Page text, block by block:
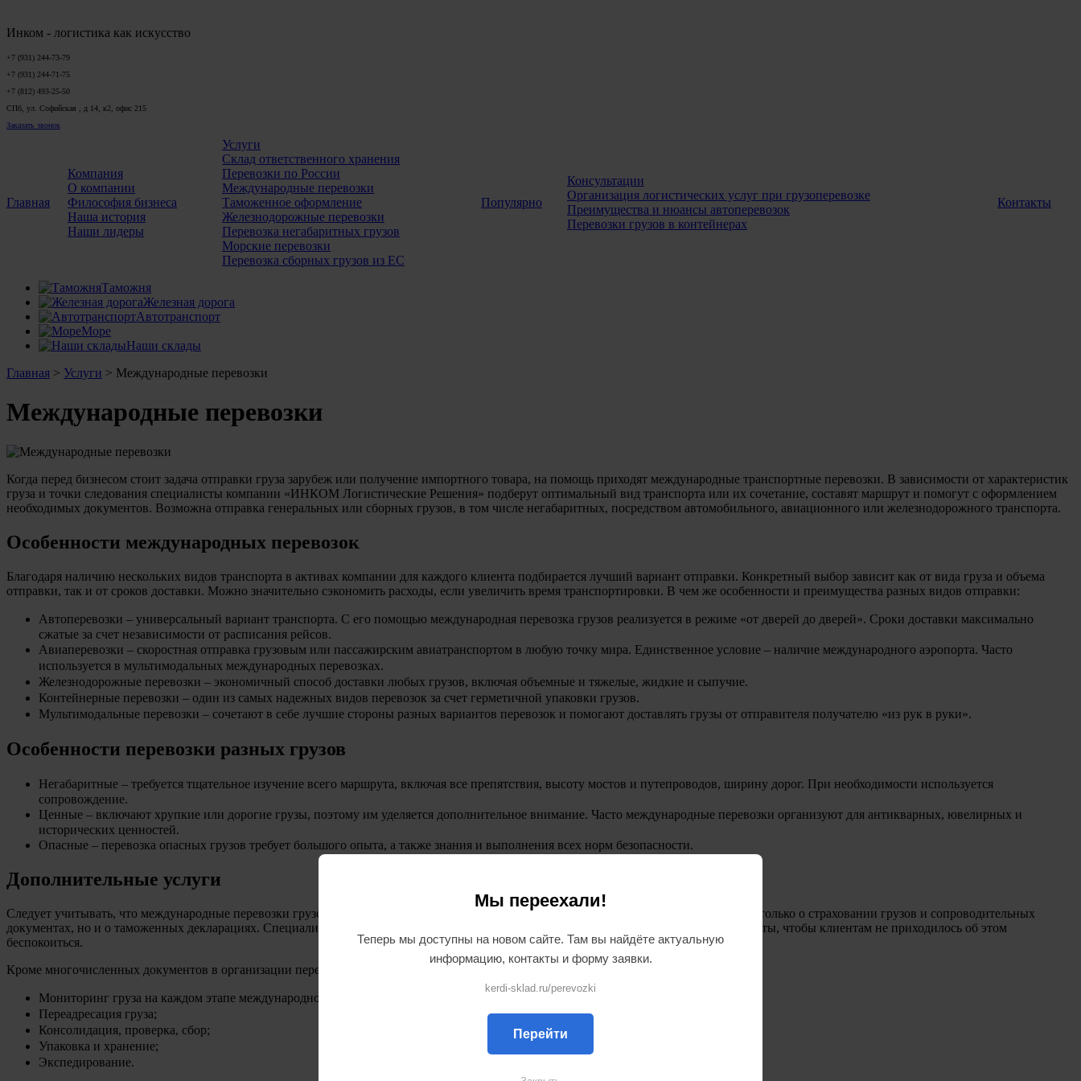
Инком - логистика как искусство
+7 (931) 244-73-79
+7 (931) 244-71-75
+7 (812) 493-25-50
СПб, ул. Софийская , д 14, к2, офис 215
Заказать звонок
Главная
Компания
О компании
Философия бизнеса
Наша история
Наши лидеры
Услуги
Склад ответственного хранения
Перевозки по России
Международные перевозки
Таможенное оформление
Железнодорожные перевозки
Перевозка негабаритных грузов
Морские перевозки
Перевозка сборных грузов из ЕС
Популярно
Консультации
Организация логистических услуг при грузоперевозке
Преимущества и нюансы автоперевозок
Перевозки грузов в контейнерах
Контакты
Таможня
Железная дорога
Автотранспорт
Море
Наши склады
Главная > Услуги > Международные перевозки
Международные перевозки
Когда перед бизнесом стоит задача отправки груза зарубеж или получение импортного товара, на помощь приходят международные транспортные перевозки. В зависимости от характеристик
груза и точки следования специалисты компании «ИНКОМ Логистические Решения» подберут оптимальный вид транспорта или их сочетание, составят маршрут и помогут с оформлением
необходимых документов. Возможна отправка генеральных или сборных грузов, в том числе негабаритных, посредством автомобильного, авиационного или железнодорожного транспорта.
Особенности международных перевозок
Благодаря наличию нескольких видов транспорта в активах компании для каждого клиента подбирается лучший вариант отправки. Конкретный выбор зависит как от вида груза и объема
отправки, так и от сроков доставки. Можно значительно сэкономить расходы, если увеличить время транспортировки. В чем же особенности и преимущества разных видов отправки:
Автоперевозки – универсальный вариант транспорта. С его помощью международная перевозка грузов реализуется в режиме «от дверей до дверей». Сроки доставки максимально
сжатые за счет независимости от расписания рейсов.
Авиаперевозки – скоростная отправка грузовым или пассажирским авиатранспортом в любую точку мира. Единственное условие – наличие международного аэропорта. Часто
используется в мультимодальных международных перевозках.
Железнодорожные перевозки – экономичный способ доставки любых грузов, включая объемные и тяжелые, жидкие и сыпучие.
Контейнерные перевозки – один из самых надежных видов перевозок за счет герметичной упаковки грузов.
Мультимодальные перевозки – сочетают в себе лучшие стороны разных вариантов перевозок и помогают доставлять грузы от отправителя получателю «из рук в руки».
Особенности перевозки разных грузов
Негабаритные – требуется тщательное изучение всего маршрута, включая все препятствия, высоту мостов и путепроводов, ширину дорог. При необходимости используется
сопровождение.
Ценные – включают хрупкие или дорогие грузы, поэтому им уделяется дополнительное внимание. Часто международные перевозки организуют для антикварных, ювелирных и
исторических ценностей.
Опасные – перевозка опасных грузов требует большого опыта, а также знания и выполнения всех норм безопасности.
Дополнительные услуги
Следует учитывать, что международные перевозки грузов всегда связаны с большим количеством обязательной документации. Речь не только о страховании грузов и сопроводительных
документах, но и о таможенных декларациях. Специалисты компании «ИНКОМ» оперативно оформляют любые необходимые документы, чтобы клиентам не приходилось об этом
беспокоиться.
Кроме многочисленных документов в организации перевозок существует целый перечень дополнительных услуг:
Мониторинг груза на каждом этапе международной перевозки
Переадресация груза;
Консолидация, проверка, сбор;
Упаковка и хранение;
Экспедирование.
Мы переехали!
Теперь мы доступны на новом сайте. Там вы найдёте актуальную
информацию, контакты и форму заявки.
kerdi-sklad.ru/perevozki
Перейти